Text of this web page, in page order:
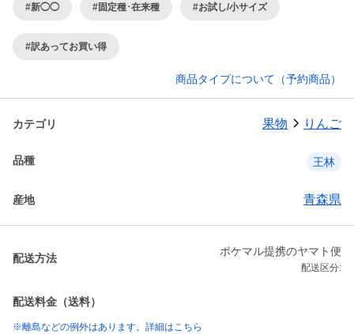
#新◯◯ #固定種･在来種 #お試し/小サイズ
#訳あってお買い得
商品タイプについて（予約商品）
カテゴリ 果物 りんご
品種 王林
産地 青森県
配送方法
ポケマル提携のヤマト便
配送区分:
配送料金（送料）
※離島などの例外はあります。詳細はこちら